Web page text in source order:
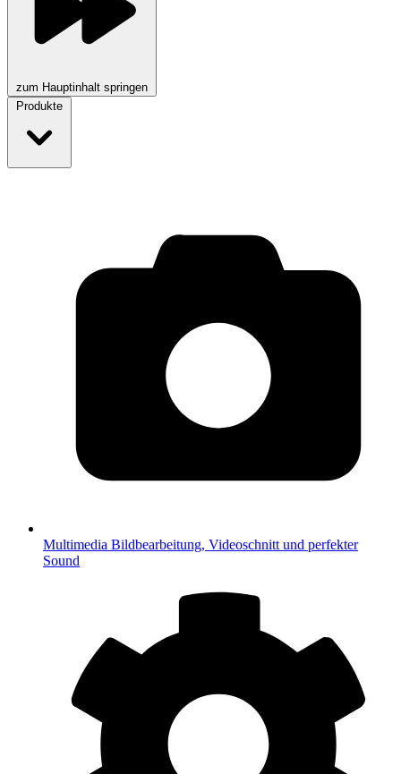
zum Hauptinhalt springen
Produkte
Multimedia Bildbearbeitung, Videoschnitt und perfekter
Sound